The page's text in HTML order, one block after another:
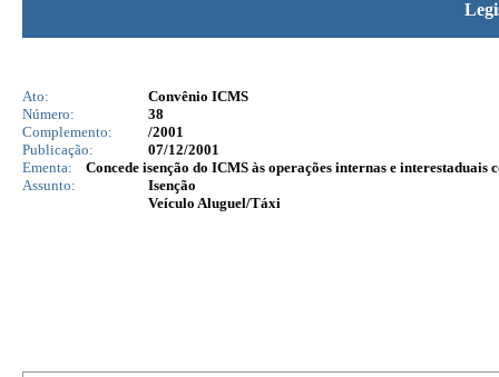
Ato:
Convênio ICMS
Número:
38
Complemento:
/2001
Publicação:
07/12/2001
Ementa:
Concede isenção do ICMS às operações internas e
Assunto:
Isenção
Veículo Aluguel/Táxi